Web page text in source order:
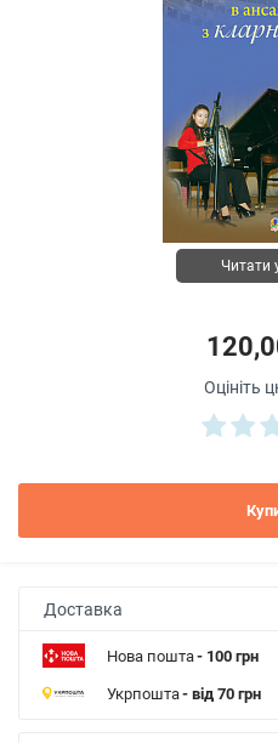
Читати
Оцініть
Доставка
Нова пошта- 100 грн
Укрпошта- від 70 грн